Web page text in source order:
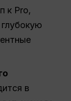
к Pro,
в